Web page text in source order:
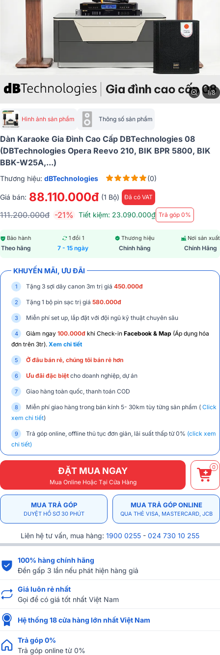
1/8
Hình ảnh sản phẩm Thông số sản phẩm
Dàn Karaoke Gia Đình Cao Cấp DBTechnologies 08
(dBTechnologies Opera Reevo 210, BIK BPR 5800, BIK
BBK-W25A,...)
Thương hiệu: dBTechnologies (0)
Giá bán: 88.110.000đ (1 Bộ) Đã có VAT
111.200.000đ -21% Tiết kiệm: 23.090.000₫ Trả góp 0%
Bảo hành
Theo hãng
1 đổi 1
7 - 15 ngày
Thương hiệu
Chính hãng
Nơi sản xuất
Chính Hãng
KHUYẾN MÃI, ƯU ĐÃI
Tặng 3 sợi dây canon 3m trị giá 450.000đ
Tặng 1 bộ pin sạc trị giá 580.000đ
Miễn phí set up, lắp đặt với đội ngũ kỹ thuật chuyên sâu
Giảm ngay 100.000đ khi Check-in Facebook & Map (Áp dụng hóa
đơn trên 3tr). Xem chi tiết
Ở đâu bán rẻ, chúng tôi bán rẻ hơn
Ưu đãi đặc biệt cho doanh nghiệp, dự án
Giao hàng toàn quốc, thanh toán COD
Miễn phí giao hàng trong bán kính 5- 30km tùy từng sản phẩm ( Click
xem chi tiết)
Trả góp online, offline thủ tục đơn giản, lãi suất thấp từ 0% (click xem
chi tiết)
ĐẶT MUA NGAY
Mua Online Hoặc Tại Cửa Hàng
0
MUA TRẢ GÓP
DUYỆT HỒ SƠ 30 PHÚT
MUA TRẢ GÓP ONLINE
QUA THẺ VISA, MASTERCARD, JCB
Liên hệ tư vấn, mua hàng: 1900 0255 - 024 730 10 255
100% hàng chính hãng
Đền gấp 3 lần nếu phát hiện hàng giả
Giá luôn rẻ nhất
Gọi để có giá tốt nhất Việt Nam
Hệ thống 18 cửa hàng lớn nhất Việt Nam
Trả góp 0%
Trả góp online từ 0%